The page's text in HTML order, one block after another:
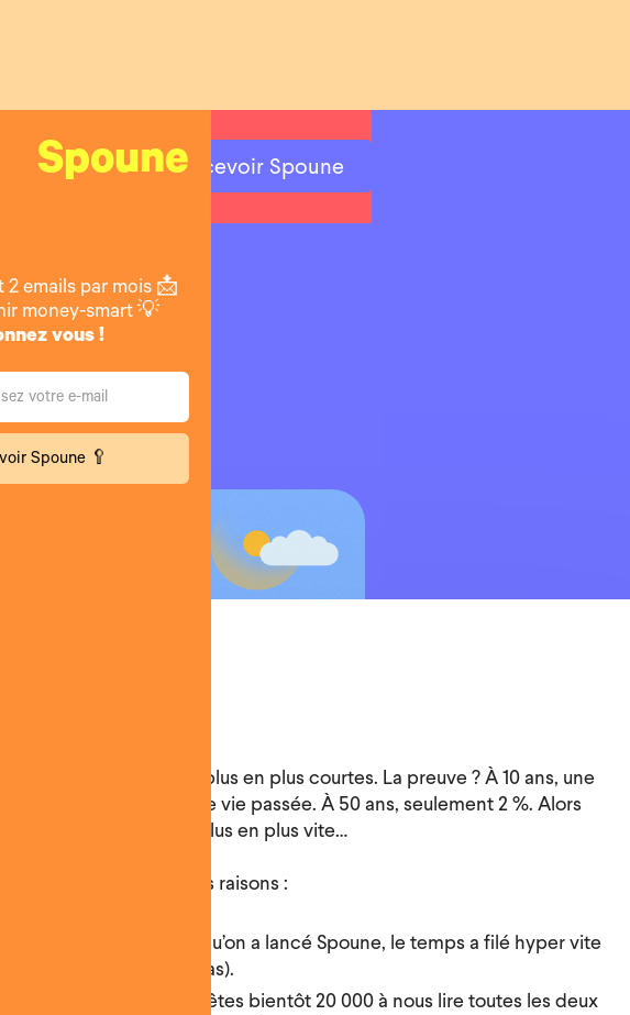
Spoune
2 emails par mois 📩
money-smart 💡
vous !
money-smart. Recevoir Spoune
avant
: les années sont de plus en plus courtes. La preuve ? À 10 ans, une
1/10e = 10 % de notre vie passée. À 50 ans, seulement 2 %. Alors
que le temps passe de plus en plus vite…
ça ? Pour au moins trois raisons :
depuis un an et demi qu’on a lancé Spoune, le temps a filé hyper vite
ça ne nous rajeunit pas).
quelques mois, vous êtes bientôt 20 000 à nous lire toutes les deux